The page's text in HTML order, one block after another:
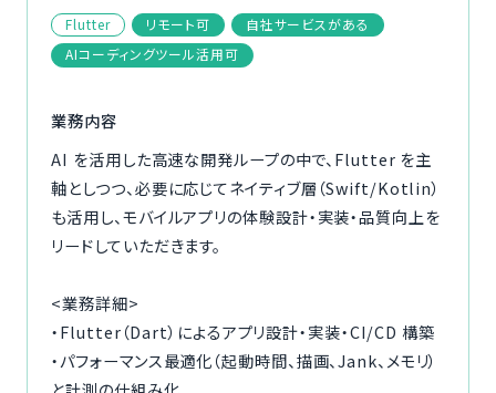
ご利用の流れ
イベント/マガジン
法人の方
今すぐ無料で登録 ログイン
Flutter リモート可
自社サービスがある
AIコーディングツール活用可
業務内容
AI を活用した高速な開発ループの中で、Flutter を主
軸としつつ、必要に応じてネイティブ層（Swift/Kotlin）
も活用し、モバイルアプリの体験設計・実装・品質向上を
リードしていただきます。
<業務詳細>
・Flutter（Dart）によるアプリ設計・実装・CI/CD 構築
・パフォーマンス最適化（起動時間、描画、Jank、メモリ）